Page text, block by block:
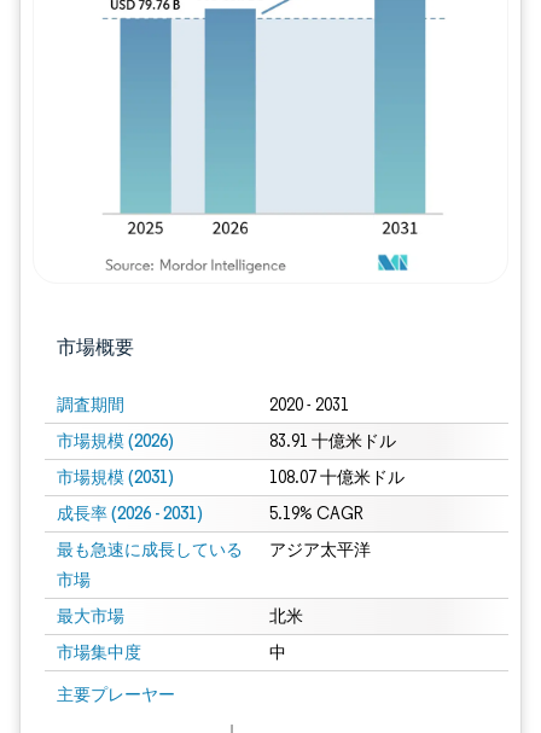
市場概要
調査期間 2020 - 2031
市場規模 (2026) 83.91 十億米ドル
市場規模 (2031) 108.07 十億米ドル
成長率 (2026 - 2031) 5.19% CAGR
最も急速に成長している
市場
アジア太平洋
最大市場 北米
市場集中度 中
主要プレーヤー
画像 © Mordor Intelligence。再利用にはCC BY 4.0の表示が必要です。